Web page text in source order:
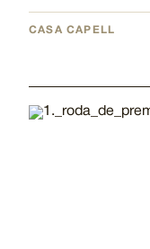
CASA CAPELL
Imatge